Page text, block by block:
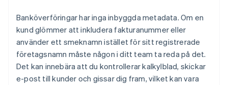
Banköverföringar har inga inbyggda metadata. Om en
kund glömmer att inkludera fakturanummer eller
använder ett smeknamn istället för sitt registrerade
företagsnamn måste någon i ditt team ta reda på det.
Det kan innebära att du kontrollerar kalkylblad, skickar
e-post till kunder och gissar dig fram, vilket kan vara